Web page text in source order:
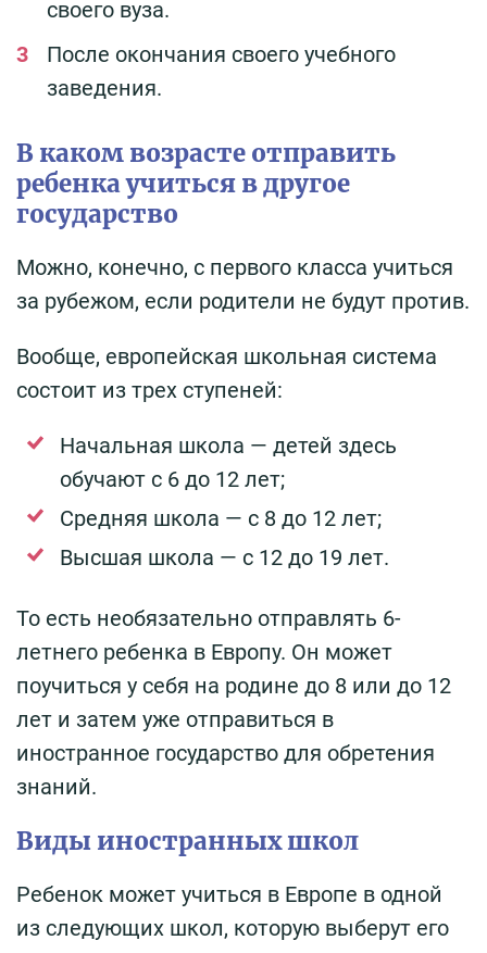
своего вуза.
После окончания своего учебного
заведения.
В каком возрасте отправить
ребенка учиться в другое
государство
Можно, конечно, с первого класса учиться
за рубежом, если родители не будут против.
Вообще, европейская школьная система
состоит из трех ступеней:
Начальная школа — детей здесь
обучают с 6 до 12 лет;
Средняя школа — с 8 до 12 лет;
Высшая школа — с 12 до 19 лет.
То есть необязательно отправлять 6-
летнего ребенка в Европу. Он может
поучиться у себя на родине до 8 или до 12
лет и затем уже отправиться в
иностранное государство для обретения
знаний.
Виды иностранных школ
Ребенок может учиться в Европе в одной
из следующих школ, которую выберут его